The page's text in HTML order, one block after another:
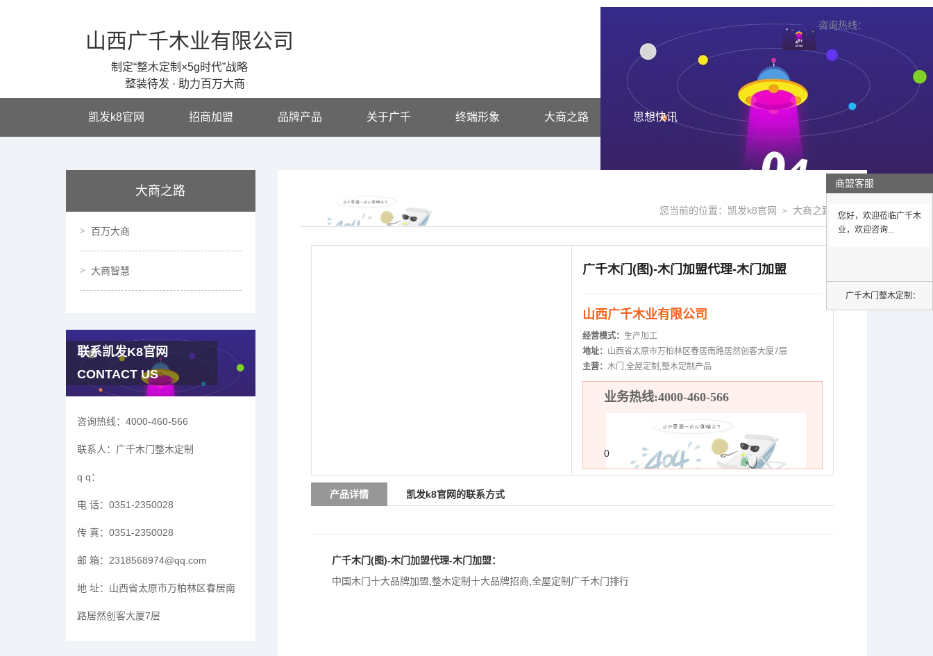
山西广千木业有限公司
制定“整木定制×5g时代”战略
整装待发 · 助力百万大商
咨询热线：
凯发k8官网 招商加盟 品牌产品 关于广千 终端形象 大商之路 思想快讯
大商之路
百万大商
大商智慧
联系凯发K8官网
CONTACT US
咨询热线： 4000-460-566
联系人： 广千木门整木定制
q q：
电 话： 0351-2350028
传 真： 0351-2350028
邮 箱： 2318568974@qq.com
地 址： 山西省太原市万柏林区春居南
路居然创客大厦7层
您当前的位置： 凯发k8官网 > 大商之路 >
广千木门(图)-木门加盟代理-木门加盟
山西广千木业有限公司
经营模式： 生产加工
地址： 山西省太原市万柏林区春居南路居然创客大厦7层
主营：木门,全屋定制,整木定制产品
业务热线:4000-460-566
0
产品详情 凯发k8官网的联系方式
广千木门(图)-木门加盟代理-木门加盟：
中国木门十大品牌加盟 整木定制十大品牌招商 全屋定制广千木门排行
商盟客服
您好，欢迎莅临广千木
业，欢迎咨询...
广千木门整木定制：